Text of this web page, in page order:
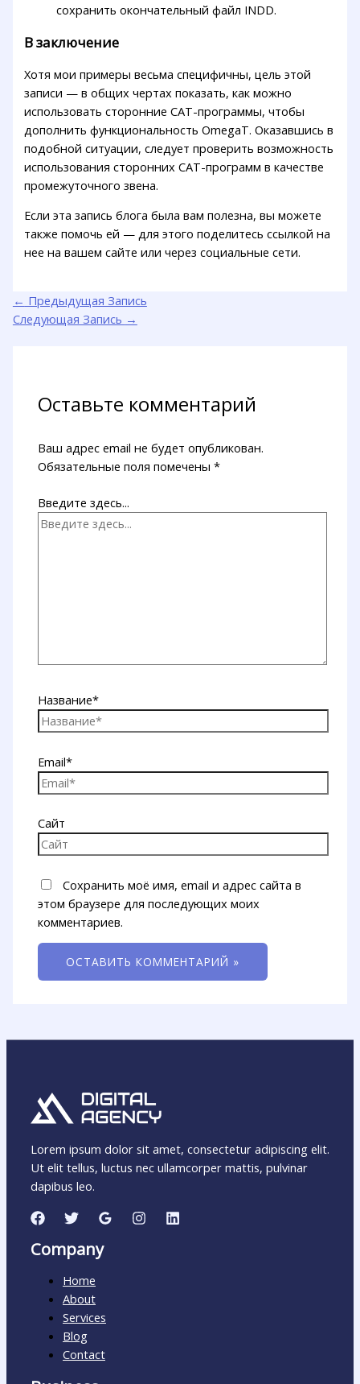
сохранить окончательный файл INDD.
В заключение
Хотя мои примеры весьма специфичны, цель этой
записи — в общих чертах показать, как можно
использовать сторонние CAT-программы, чтобы
дополнить функциональность OmegaT. Оказавшись в
подобной ситуации, следует проверить возможность
использования сторонних CAT-программ в качестве
промежуточного звена.
Если эта запись блога была вам полезна, вы можете
также помочь ей — для этого поделитесь ссылкой на
нее на вашем сайте или через социальные сети.
← Предыдущая Запись
Следующая Запись →
Оставьте комментарий
Ваш адрес email не будет опубликован.
Обязательные поля помечены*
Введите здесь...
Название*
Email*
Сайт
Сохранить моё имя, email и адрес сайта в
этом браузере для последующих моих
комментариев.
Lorem ipsum dolor sit amet, consectetur adipiscing elit.
Ut elit tellus, luctus nec ullamcorper mattis, pulvinar
dapibus leo.
Company
Home
About
Services
Blog
Contact